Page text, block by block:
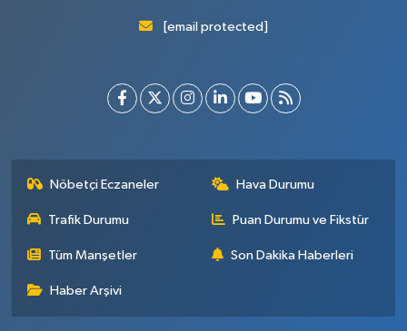
[email protected]
Nöbetçi Eczaneler Hava Durumu
Trafik Durumu Puan Durumu ve Fikstür
Tüm Manşetler Son Dakika Haberleri
Haber Arşivi